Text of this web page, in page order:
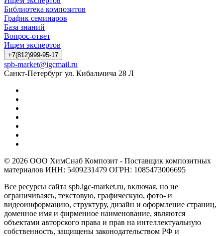
Библиотека композитов
График семинаров
База знаний
Вопрос-ответ
Ищем экспертов
+7(812)999-95-17
spb-market@igcmail.ru
Санкт-Петербург ул. Кибальчича 28 Л
© 2026 ООО ХимСнаб Композит - Поставщик композитных
материалов ИНН: 5409231479 ОГРН: 1085473006695
Все ресурсы сайта spb.igc-market.ru, включая, но не
ограничиваясь, текстовую, графическую, фото- и
видеоинформацию, структуру, дизайн и оформление страниц,
доменное имя и фирменное наименование, являются
объектами авторского права и прав на интеллектуальную
собственность, защищены законодательством РФ и